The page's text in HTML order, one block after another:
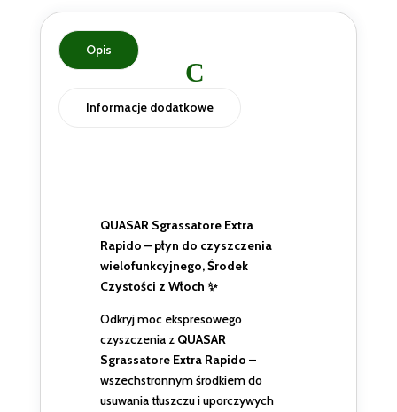
Opis
Informacje dodatkowe
QUASAR Sgrassatore Extra
Rapido – płyn do czyszczenia
wielofunkcyjnego, Środek
Czystości z Włoch ✨
Odkryj moc ekspresowego
czyszczenia z QUASAR
Sgrassatore Extra Rapido –
wszechstronnym środkiem do
usuwania tłuszczu i uporczywych